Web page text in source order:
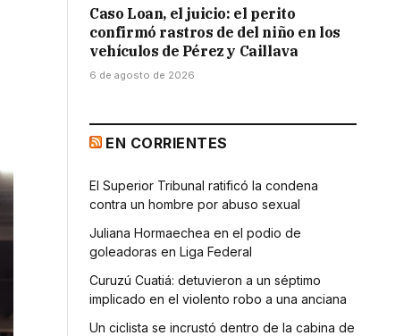
Caso Loan, el juicio: el perito
confirmó rastros de del niño en los
vehículos de Pérez y Caillava
6 de agosto de 2026
EN CORRIENTES
El Superior Tribunal ratificó la condena
contra un hombre por abuso sexual
Juliana Hormaechea en el podio de
goleadoras en Liga Federal
Curuzú Cuatiá: detuvieron a un séptimo
implicado en el violento robo a una anciana
Un ciclista se incrustó dentro de la cabina de